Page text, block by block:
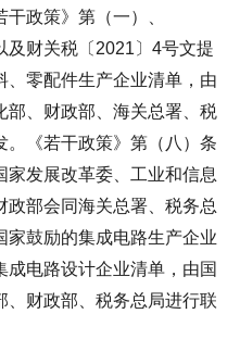
政策》第（一）、
及财关税〔2021〕4号文提
、零配件生产企业清单，由
部、财政部、海关总署、税
。《若干政策》第（八）条
发展改革委、工业和信息
部会同海关总署、税务总
家鼓励的集成电路生产企业
电路设计企业清单，由国
、财政部、税务总局进行联